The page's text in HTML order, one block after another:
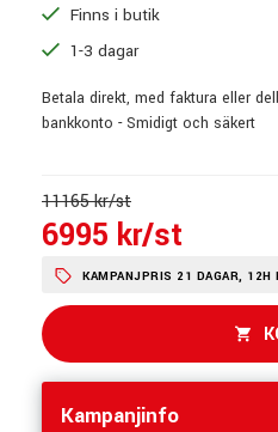
Finns i butik
1-3 dagar
Betala direkt, med faktura eller
bankkonto - Smidigt och säkert
11165 kr/st
6995 kr/st
KAMPANJPRIS 21 DAGAR, 12H
Kampanjinfo